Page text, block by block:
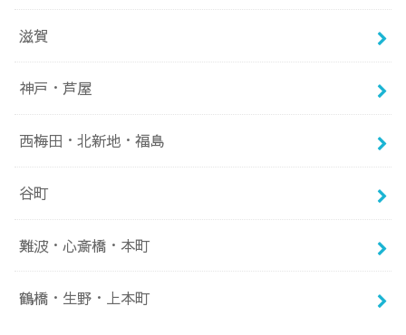
滋賀
神戸・芦屋
西梅田・北新地・福島
谷町
難波・心斎橋・本町
鶴橋・生野・上本町